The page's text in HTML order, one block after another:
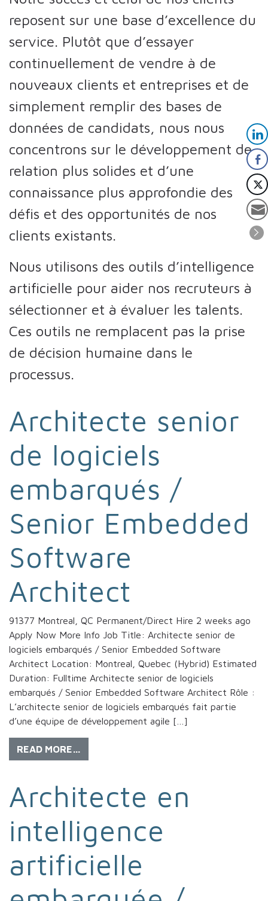
reposent sur une base d’excellence du
service. Plutôt que d’essayer
continuellement de vendre à de
nouveaux clients et entreprises et de
simplement remplir des bases de
données de candidats, nous nous
concentrons sur le développement de
relation plus solides et d’une
connaissance plus approfondie des
défis et des opportunités de nos
clients existants.
Nous utilisons des outils d’intelligence
artificielle pour aider nos recruteurs à
sélectionner et à évaluer les talents.
Ces outils ne remplacent pas la prise
de décision humaine dans le
processus.
Architecte senior
de logiciels
embarqués /
Senior Embedded
Software
Architect
91377 Montreal, QC Permanent/Direct Hire 2 weeks ago
Apply Now More Info Job Title: Architecte senior de
logiciels embarqués / Senior Embedded Software
Architect Location: Montreal, Quebec (Hybrid) Estimated
Duration: Fulltime Architecte senior de logiciels
embarqués / Senior Embedded Software Architect Rôle :
L’architecte senior de logiciels embarqués fait partie
d’une équipe de développement agile […]
READ MORE…
Architecte en
intelligence
artificielle